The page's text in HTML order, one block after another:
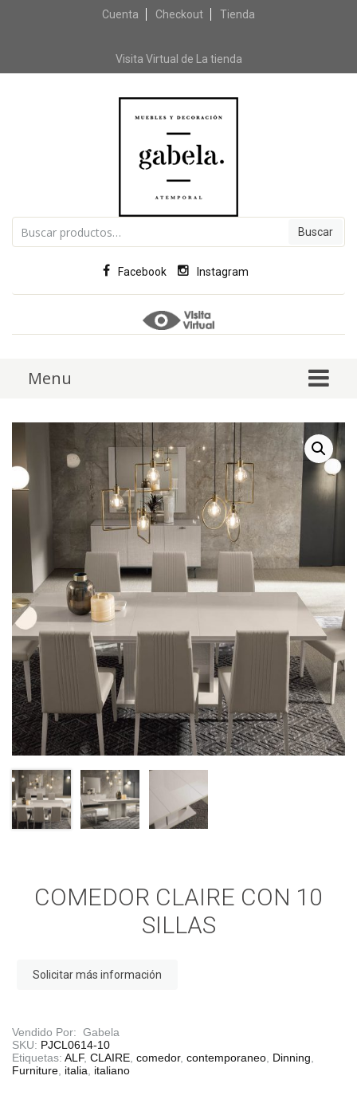
Skip to content
Cuenta Checkout Tienda
Visita Virtual de La tienda
Facebook Instagram
Menu
COMEDOR CLAIRE CON 10
SILLAS
Solicitar más información
Vendido Por: Gabela
SKU: PJCL0614-10
Etiquetas: ALF, CLAIRE, comedor, contemporaneo, Dinning,
Furniture, italia, italiano